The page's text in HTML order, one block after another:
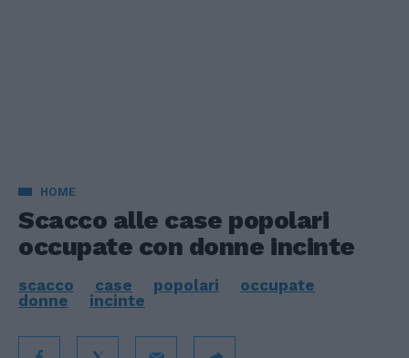
HOME
Scacco alle case popolari
occupate con donne incinte
scacco case popolari
occupate
donne
incinte